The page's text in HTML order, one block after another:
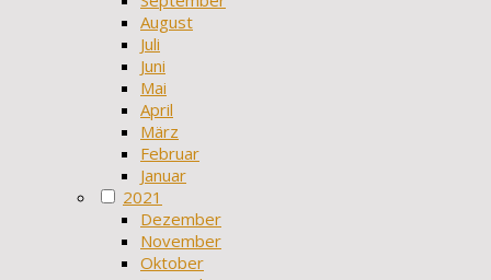
August
Juli
Juni
Mai
April
März
Februar
Januar
2021
Dezember
November
Oktober